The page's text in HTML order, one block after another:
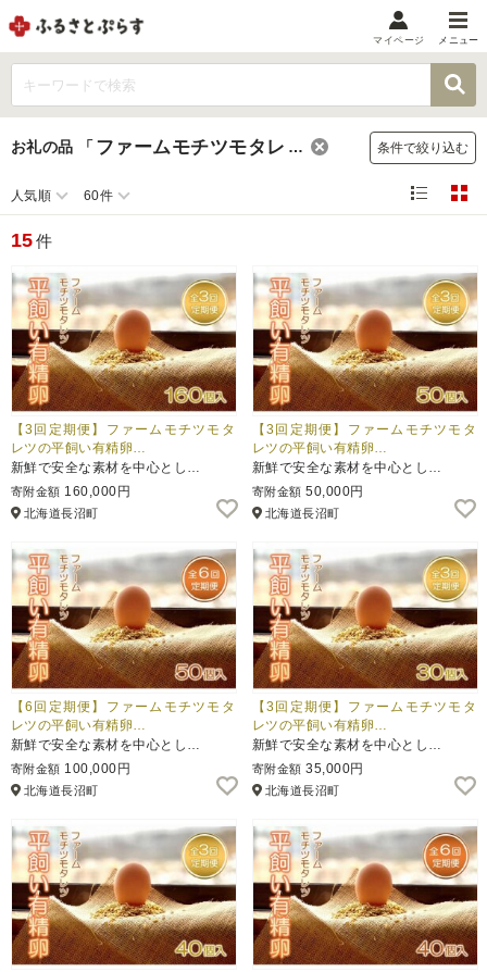
メニュー
マイメニュー
マイページ
メニュー
お礼の品から探す
お礼の品をカテゴリや金額で絞り込み
自治体から探す
ランキング
特集・おすすめ
ふるさと納税とは
控除額シミュレータ Q&A
マイページ
お礼の品 「 ファームモチツモタレツ 」 条件で絞り込む
人気順 60件
15件
【3回定期便】ファームモチツモタ
レツの平飼い有精卵…
新鮮で安全な素材を中心とし…
寄附金額 160,000円
北海道長沼町
【3回定期便】ファームモチツモタ
レツの平飼い有精卵…
新鮮で安全な素材を中心とし…
寄附金額 50,000円
北海道長沼町
【6回定期便】ファームモチツモタ
レツの平飼い有精卵…
新鮮で安全な素材を中心とし…
寄附金額 100,000円
北海道長沼町
【3回定期便】ファームモチツモタ
レツの平飼い有精卵…
新鮮で安全な素材を中心とし…
寄附金額 35,000円
北海道長沼町